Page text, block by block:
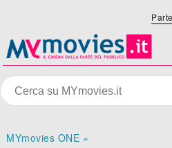
MYmovies ONE »